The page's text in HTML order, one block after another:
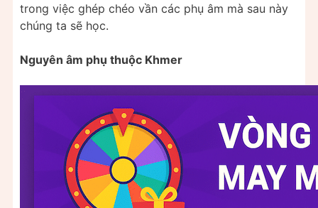
trong việc ghép chéo vần các phụ âm mà sau này
chúng ta sẽ học.
Nguyên âm phụ thuộc Khmer